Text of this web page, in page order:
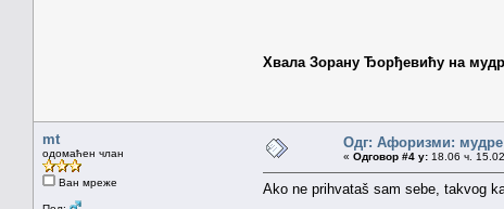
Хвала Зорану Ђорђевићу на
mt
одомаћен члан
Ван мреже
Одг: Афоризми: мудре
« Одговор #4 у: 18.06 ч.
Ako ne prihvataš sam sebe, takvog